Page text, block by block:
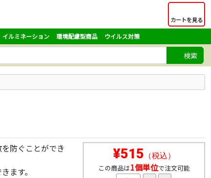
カートを見る
イルミネーション 環境配慮型商品 ウイルス対策
検索
防ぐことができ
ます。
¥515 （税込）
この商品は1個単位で注文可能